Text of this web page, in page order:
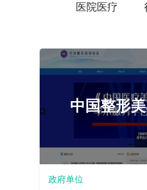
医院医疗
中国整形
政府单位